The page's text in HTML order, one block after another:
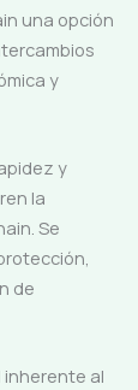
una opción
y
y
la
Se
de
inherente al